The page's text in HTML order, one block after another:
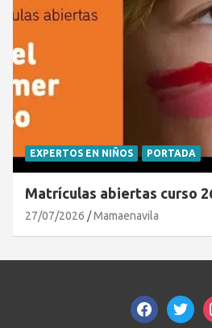
EXPERTOS EN NIÑOS PORTADA
Matrículas abiertas curso
27/07/2026 Mamaenavila
facebooktwitter